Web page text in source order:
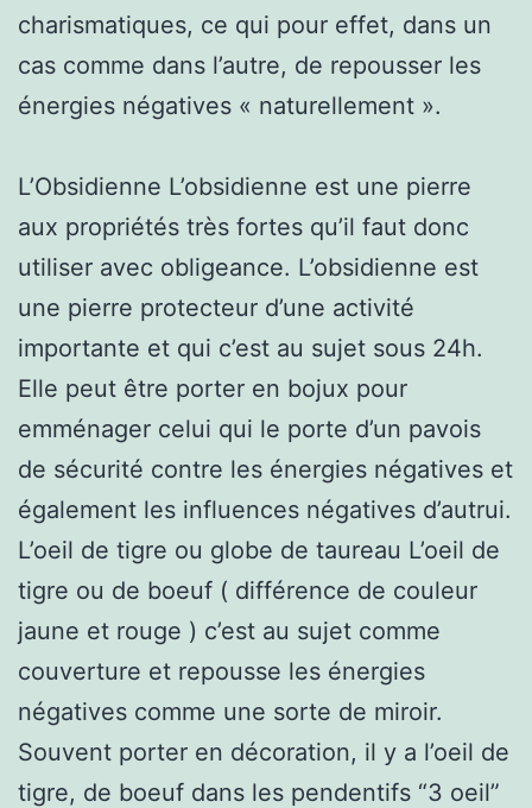
charismatiques, ce qui pour effet, dans un
cas comme dans l’autre, de repousser les
énergies négatives « naturellement ».
L’Obsidienne L’obsidienne est une pierre
aux propriétés très fortes qu’il faut donc
utiliser avec obligeance. L’obsidienne est
une pierre protecteur d’une activité
importante et qui c’est au sujet sous 24h.
Elle peut être porter en bojux pour
emménager celui qui le porte d’un pavois
de sécurité contre les énergies négatives et
également les influences négatives d’autrui.
L’oeil de tigre ou globe de taureau L’oeil de
tigre ou de boeuf ( différence de couleur
jaune et rouge ) c’est au sujet comme
couverture et repousse les énergies
négatives comme une sorte de miroir.
Souvent porter en décoration, il y a l’oeil de
tigre, de boeuf dans les pendentifs “3 oeil”